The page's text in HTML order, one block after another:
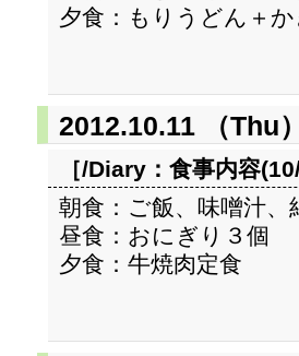
夕食：もりうどん＋
2012.10.11 （Thu）
［/Diary： 食事内容
朝食：ご飯、味噌汁、
昼食：おにぎり３個
夕食：牛焼肉定食